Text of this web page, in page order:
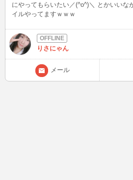
にやってもらいたい／(^o^)＼ とかいいな
イルやってますｗｗｗ
りさにゃん
メール